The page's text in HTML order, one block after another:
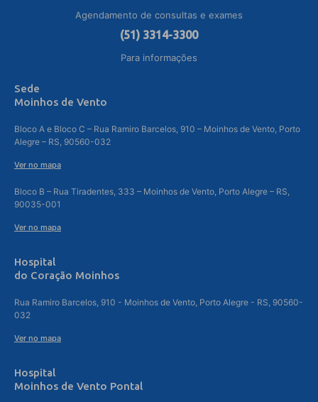
Agendamento de consultas e exames
(51) 3314-3300
Para informações
Sede
Moinhos de Vento
Bloco A e Bloco C – Rua Ramiro Barcelos, 910 – Moinhos de Vento, Porto
Alegre – RS, 90560-032
Ver no mapa
Bloco B – Rua Tiradentes, 333 – Moinhos de Vento, Porto Alegre – RS,
90035-001
Ver no mapa
Hospital
do Coração Moinhos
Rua Ramiro Barcelos, 910 - Moinhos de Vento, Porto Alegre - RS, 90560-
032
Ver no mapa
Hospital
Moinhos de Vento Pontal